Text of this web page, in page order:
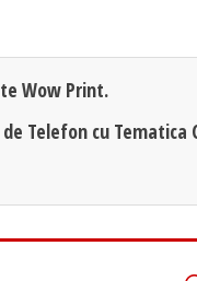
Wow Print.
Telefon cu Tematica